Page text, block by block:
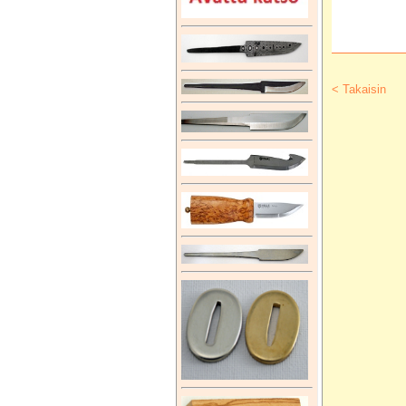
< Takaisin